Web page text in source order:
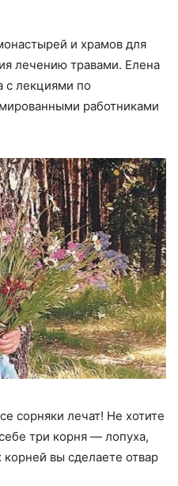
и храмов для
лечению травами. Елена
с лекциями по
работниками
сорняки лечат! Не хотите
три корня — лопуха,
вы сделаете отвар